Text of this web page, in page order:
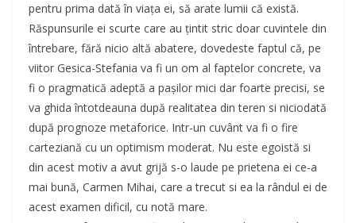
pentru prima dată în viața ei, să arate lumii că există.
Răspunsurile ei scurte care au țintit stric doar cuvintele din
întrebare, fără nicio altă abatere, dovedeste faptul că, pe
viitor Gesica-Stefania va fi un om al faptelor concrete, va
fi o pragmatică adeptă a pașilor mici dar foarte precisi, se
va ghida întotdeauna după realitatea din teren si niciodată
după prognoze metaforice. Intr-un cuvânt va fi o fire
carteziană cu un optimism moderat. Nu este egoistă si
din acest motiv a avut grijă s-o laude pe prietena ei ce-a
mai bună, Carmen Mihai, care a trecut si ea la rândul ei de
acest examen dificil, cu notă mare.